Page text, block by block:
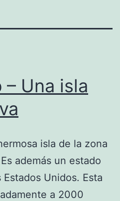
– Una isla
isla de la zona
además un estado
Unidos. Esta
a 2000